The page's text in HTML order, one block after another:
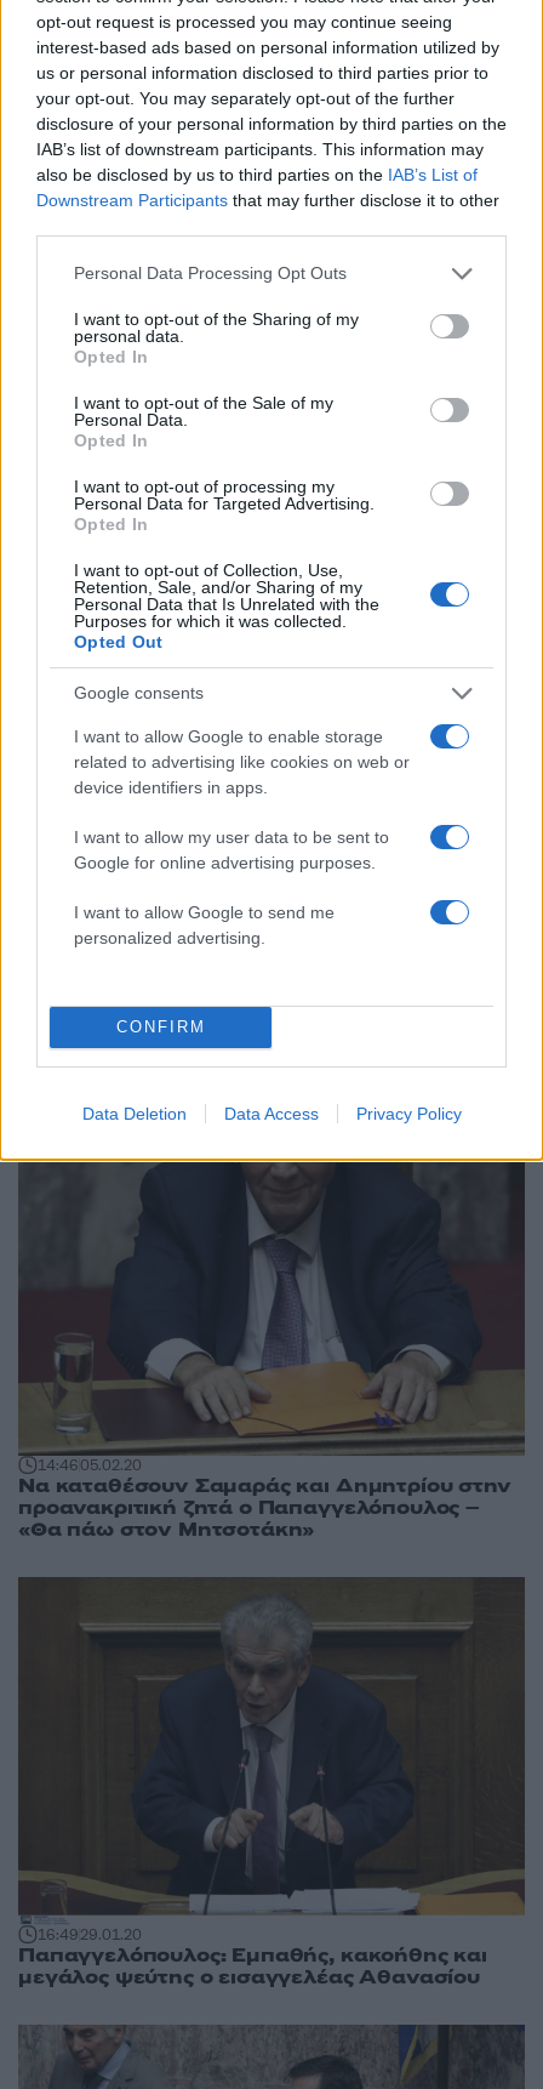
opt-out request is processed you may continue seeing
interest-based ads based on personal information utilized by
us or personal information disclosed to third parties prior to
your opt-out. You may separately opt-out of the further
disclosure of your personal information by third parties on the
IAB’s list of downstream participants. This information may
also be disclosed by us to third parties on the IAB’s List of
Downstream Participants that may further disclose it to other
Please note that this website/app uses one or more Google
not limited to your visit or usage behaviour. You may click to
grant or deny consent to Google and its third-party tags to
use your data for below specified purposes in below Google
consent section.
Personal Data Processing Opt Outs
I want to opt-out of the Sharing of my
personal data.
Opted In
I want to opt-out of the Sale of my
Personal Data.
Opted In
I want to opt-out of processing my
Personal Data for Targeted Advertising.
Opted In
I want to opt-out of Collection, Use,
Retention, Sale, and/or Sharing of my
Personal Data that Is Unrelated with the
Purposes for which it was collected.
Opted Out
Google consents
I want to allow Google to enable storage
related to advertising like cookies on web or
device identifiers in apps.
I want to allow my user data to be sent to
Google for online advertising purposes.
I want to allow Google to send me
personalized advertising.
CONFIRM
Data Deletion Data Access Privacy Policy
18:0012.02.20
Προανακριτική novartis: Αλαλούμ με την
εξέταση των προστατευομένων μαρτύρων! Τι
ζητούν μέλη της επιτροπής
17:28 11.02.20
Προανακριτική novartis: Θα κληθούν να
καταθέσουν Πολάκης, Τζανακόπουλος και δυο
14:4605.02.20
Να καταθέσουν Σαμαράς και Δημητρίου στην
προανακριτική ζητά ο Παπαγγελόπουλος –
«Θα πάω στον Μητσοτάκη»
16:4929.01.20
Παπαγγελόπουλος: Εμπαθής, κακοήθης και
μεγάλος ψεύτης ο εισαγγελέας Αθανασίου